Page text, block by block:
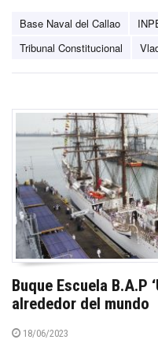
Base Naval del Callao
Tribunal Constitucional
Buque Escuela B.A.P
alrededor del mundo
18/06/2023